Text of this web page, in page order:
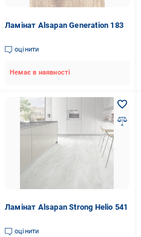
Ламінат Alsapan Generation 183
оцінити
Немає в наявності
Ламінат Alsapan Strong Helio 541
оцінити